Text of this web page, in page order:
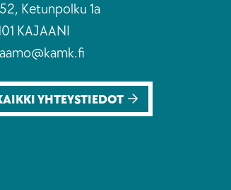
Ketunpolku 1a
KAJAANI
YHTEYSTIEDOT